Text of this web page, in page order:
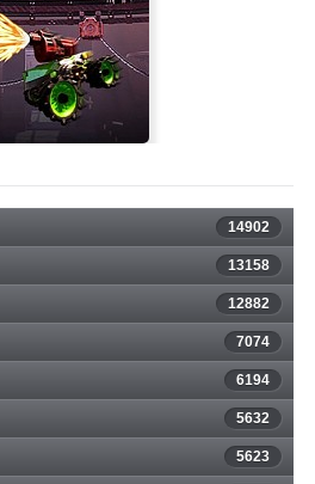
Grimm
14902
13158
12882
7074
6194
5632
5623